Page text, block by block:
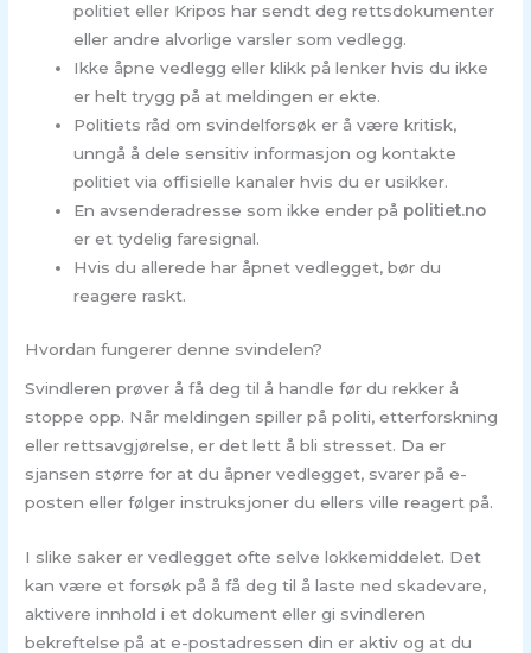
politiet eller Kripos har sendt deg rettsdokumenter
eller andre alvorlige varsler som vedlegg.
Ikke åpne vedlegg eller klikk på lenker hvis du ikke
er helt trygg på at meldingen er ekte.
Politiets råd om svindelforsøk er å være kritisk,
unngå å dele sensitiv informasjon og kontakte
politiet via offisielle kanaler hvis du er usikker.
En avsenderadresse som ikke ender på politiet.no
er et tydelig faresignal.
Hvis du allerede har åpnet vedlegget, bør du
reagere raskt.
Hvordan fungerer denne svindelen?
Svindleren prøver å få deg til å handle før du rekker å
stoppe opp. Når meldingen spiller på politi, etterforskning
eller rettsavgjørelse, er det lett å bli stresset. Da er
sjansen større for at du åpner vedlegget, svarer på e-
posten eller følger instruksjoner du ellers ville reagert på.
I slike saker er vedlegget ofte selve lokkemiddelet. Det
kan være et forsøk på å få deg til å laste ned skadevare,
aktivere innhold i et dokument eller gi svindleren
bekreftelse på at e-postadressen din er aktiv og at du